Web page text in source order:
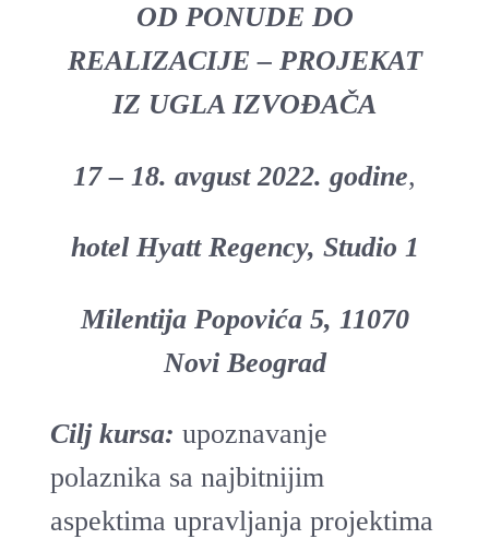
OD PONUDE DO
REALIZACIJE – PROJEKAT
IZ UGLA IZVOĐAČA
17 – 18. avgust 2022. godine,
hotel Hyatt Regency, Studio 1
Milentija Popovića 5, 11070
Novi Beograd
Cilj kursa: upoznavanje
polaznika sa najbitnijim
aspektima upravljanja projektima